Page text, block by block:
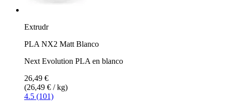
Extrudr
PLA NX2 Matt Blanco
Next Evolution PLA en blanco
26,49 €
(26,49 € / kg)
4.5 (101)